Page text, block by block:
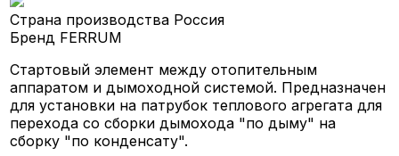
Страна производства Россия
Бренд FERRUM
Стартовый элемент между отопительным
аппаратом и дымоходной системой. Предназначен
для установки на патрубок теплового агрегата для
перехода со сборки дымохода "по дыму" на
сборку "по конденсату".